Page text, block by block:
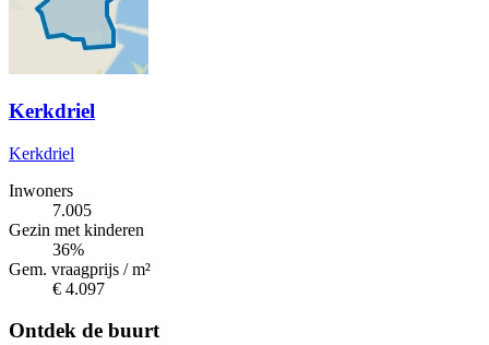
Kerkdriel
Kerkdriel
Inwoners
7.005
Gezin met kinderen
36%
Gem. vraagprijs / m²
€ 4.097
Ontdek de buurt